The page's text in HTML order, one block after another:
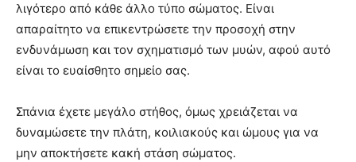
λιγότερο από κάθε άλλο τύπο σώματος. Είναι
απαραίτητο να επικεντρώσετε την προσοχή στην
ενδυνάμωση και τον σχηματισμό των μυών, αφού αυτό
είναι το ευαίσθητο σημείο σας.
Σπάνια έχετε μεγάλο στήθος, όμως χρειάζεται να
δυναμώσετε την πλάτη, κοιλιακούς και ώμους για να
μην αποκτήσετε κακή στάση σώματος.